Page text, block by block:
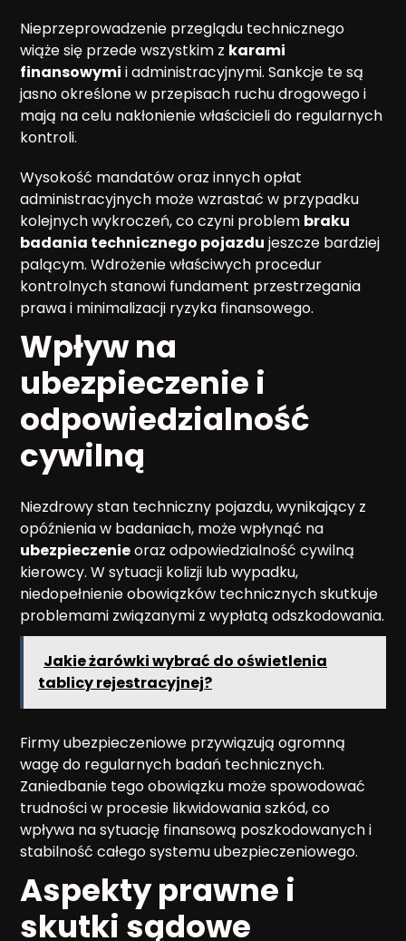
Nieprzeprowadzenie przeglądu technicznego
wiąże się przede wszystkim z karami
finansowymi i administracyjnymi. Sankcje te są
jasno określone w przepisach ruchu drogowego i
mają na celu nakłonienie właścicieli do regularnych
kontroli.
Wysokość mandatów oraz innych opłat
administracyjnych może wzrastać w przypadku
kolejnych wykroczeń, co czyni problem braku
badania technicznego pojazdu jeszcze bardziej
palącym. Wdrożenie właściwych procedur
kontrolnych stanowi fundament przestrzegania
prawa i minimalizacji ryzyka finansowego.
Wpływ na
ubezpieczenie i
odpowiedzialność
cywilną
Niezdrowy stan techniczny pojazdu, wynikający z
opóźnienia w badaniach, może wpłynąć na
ubezpieczenieoraz odpowiedzialność cywilną
kierowcy. W sytuacji kolizji lub wypadku,
niedopełnienie obowiązków technicznych skutkuje
problemami związanymi z wypłatą odszkodowania.
Jakie żarówki wybrać do oświetlenia
tablicy rejestracyjnej?
Firmy ubezpieczeniowe przywiązują ogromną
wagę do regularnych badań technicznych.
Zaniedbanie tego obowiązku może spowodować
trudności w procesie likwidowania szkód, co
wpływa na sytuację finansową poszkodowanych i
stabilność całego systemu ubezpieczeniowego.
Aspekty prawne i
skutki sądowe